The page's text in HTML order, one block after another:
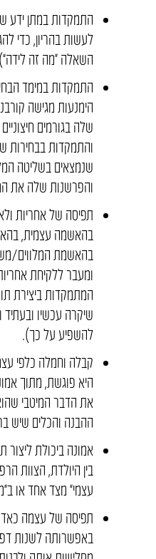
התמקדות במתן ידע
לעשות בהריון, כדי
השאלה “מה זה לידה”).
התמקדות במימד
הימנעות מגישה
שלה בגורמים
והתמקדות בבחירות
שנמצאים בשליטה
והפרשנות שלה את
תפיסה של אחריות
בהאשמה עצמית,
בהאשמת המלווים/
ומעבר ללקיחת
המתמקדות ביצירת
שיקרה עכשיו ובעתיד
להשפיע על כך).
קבלה וחמלה כלפי
היא פוגשת, מתוך
את הדבר המיטבי
ההבנה והכלים שיש
אמונה ביכולת ליצור
בין היולדת, הצוות
עצמי” מצד אחד או
תפיסה של עצמה
באפשרותה לשנות